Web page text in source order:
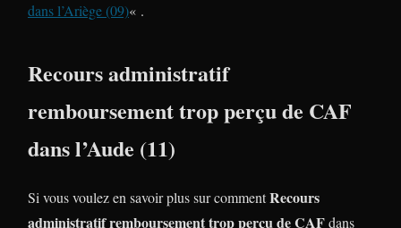
dans l’Ariège (09)« .
Recours administratif
remboursement trop perçu de CAF
dans l’Aude (11)
Si vous voulez en savoir plus sur commentRecours
administratif remboursement trop perçu de CAFdans